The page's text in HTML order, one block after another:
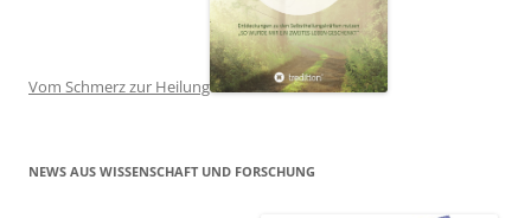
Vom Schmerz zur Heilung
NEWS AUS WISSENSCHAFT UND FORSCHUNG